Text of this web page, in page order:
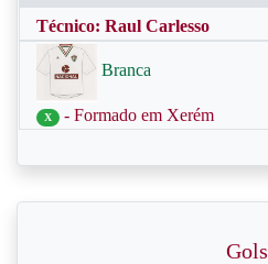
Técnico: Raul Carlesso
Branca
X - Formado em Xerém
Gols